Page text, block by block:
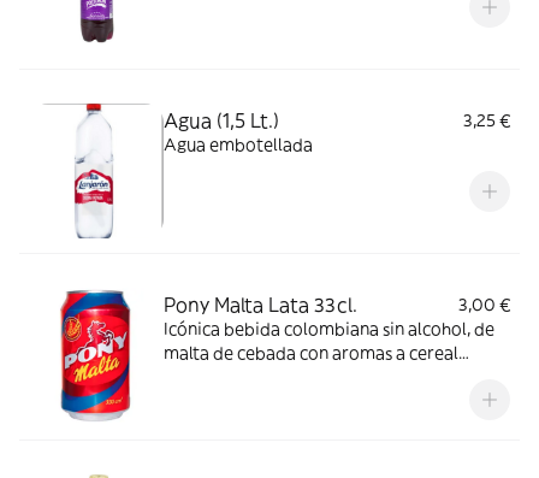
Agua (1,5 Lt.)
3,25 €
Agua embotellada
Pony Malta Lata 33cl.
3,00 €
Icónica bebida colombiana sin alcohol, de
malta de cebada con aromas a cereal